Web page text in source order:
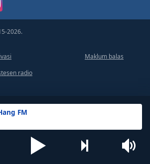
FM
2026.
Maklum balas
radio